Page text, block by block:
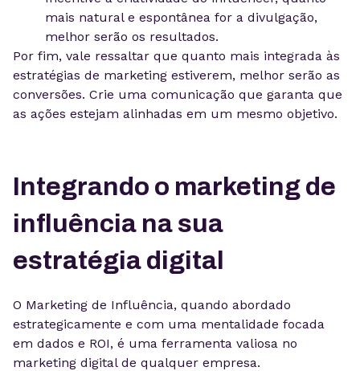
mais natural e espontânea for a divulgação,
melhor serão os resultados.
Por fim, vale ressaltar que quanto mais integrada às
estratégias de marketing estiverem, melhor serão as
conversões. Crie uma comunicação que garanta que
as ações estejam alinhadas em um mesmo objetivo.
Integrando o marketing de
influência na sua
estratégia digital
O Marketing de Influência, quando abordado
estrategicamente e com uma mentalidade focada
em dados e ROI, é uma ferramenta valiosa no
marketing digital de qualquer empresa.